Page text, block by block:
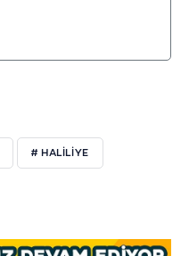
# HALİLİYE